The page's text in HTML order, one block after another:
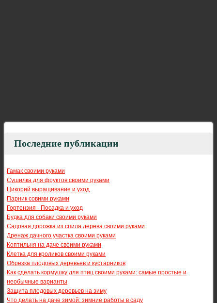
Последние публикации
Гамак своими руками
Сушилка для фруктов своими руками
Цикорий выращивание и уход
Парник совими руками
Гортензия - Посадка и уход
Будка для собаки своими руками
Садовая дорожка из спила дерева своими руками
Дренаж дачного участка своими руками
Коптильня на даче своими руками
Клетка для кроликов своими руками
Обрезка плодовых деревьев и кустарников
Как сделать кормушку для птиц своими руками: самые простые и
необычные варианты
Защита плодовых деревьев на зиму
Что делать на даче зимой: зимние работы в саду